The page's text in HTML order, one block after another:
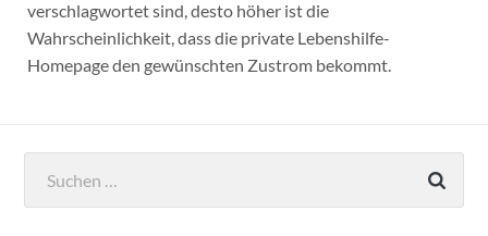
verschlagwortet sind, desto höher ist die
Wahrscheinlichkeit, dass die private Lebenshilfe-
Homepage den gewünschten Zustrom bekommt.
nach: